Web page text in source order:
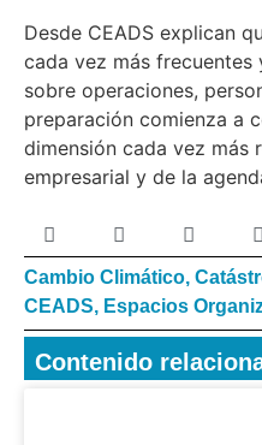
Desde CEADS explican
cada vez más
sobre operaciones,
preparación comienza a
dimensión cada vez más
empresarial y de la
Cambio Climático,
CEADS, Espacios
Contenido